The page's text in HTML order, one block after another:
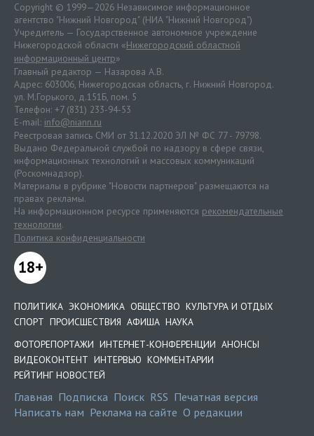
Copyright © 1999—2026 Независимое информационное
агентство "Нижний Новгород" (НИА "Нижний Новгород")
Учредитель — Государственное автономное учреждение
Нижегородской области «Нижегородский областной
информационный центр»
Главный редактор — Назарова А.В.
Адрес: 603006, Нижегородская область, г. Нижний Новгород.
ул. М.Горького, д.151Б, пом. 5
Телефон: +7 (831) 233-94-53
E-mail: info@niann.ru
Реестровая запись СМИ от 31.12.2020 ЭЛ № ФС 77 - 79798.
Выдано Федеральной службой по надзору в сфере связи,
информационных технологий и массовых коммуникаций
(Роскомнадзор).
Материалы в рубрике "Новости партнеров" размещаются на
правах рекламы.
На информационном ресурсе применяются рекомендательные
технологии.
Политика конфиденциальности
18+
ПОЛИТИКА ЭКОНОМИКА ОБЩЕСТВО КУЛЬТУРА И ОТДЫХ
СПОРТ ПРОИСШЕСТВИЯ АФИША НАУКА
ФОТОРЕПОРТАЖИ ИНТЕРНЕТ-КОНФЕРЕНЦИИ АНОНСЫ
ВИДЕОКОНТЕНТ ИНТЕРВЬЮ КОММЕНТАРИИ
РЕЙТИНГ НОВОСТЕЙ
Главная Подписка Поиск RSS Печатная версия
Написать нам Реклама на сайте О редакции